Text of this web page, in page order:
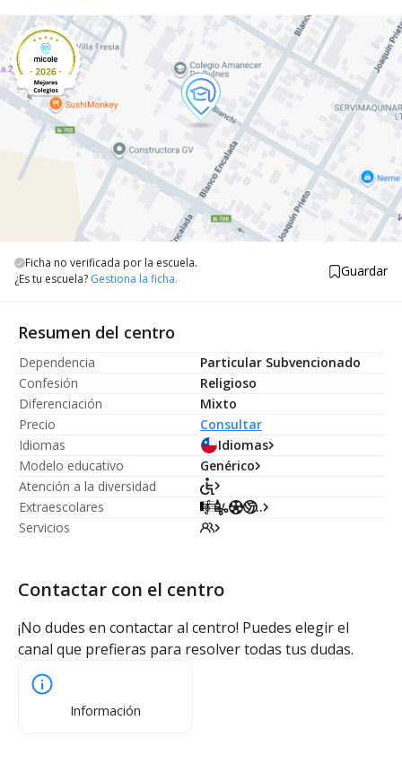
Ficha no verificada por la escuela.
¿Es tu escuela? Gestiona la ficha. Guardar
Resumen del centro
Dependencia
Particular Subvencionado
Confesión
Religioso
Diferenciación
Mixto
Precio
Consultar
Idiomas
Idiomas
Modelo educativo
Genérico
Atención a la diversidad
Extraescolares
...
Servicios
Contactar con el centro
¡No dudes en contactar al centro! Puedes elegir el
canal que prefieras para resolver todas tus dudas.
Información